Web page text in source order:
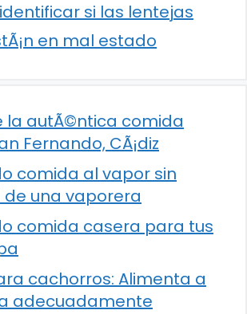
si las lentejas
en mal estado
la autÃ©ntica comida
Fernando, CÃ¡diz
comida al vapor sin
una vaporera
comida casera para tus
cachorros: Alimenta a
adecuadamente